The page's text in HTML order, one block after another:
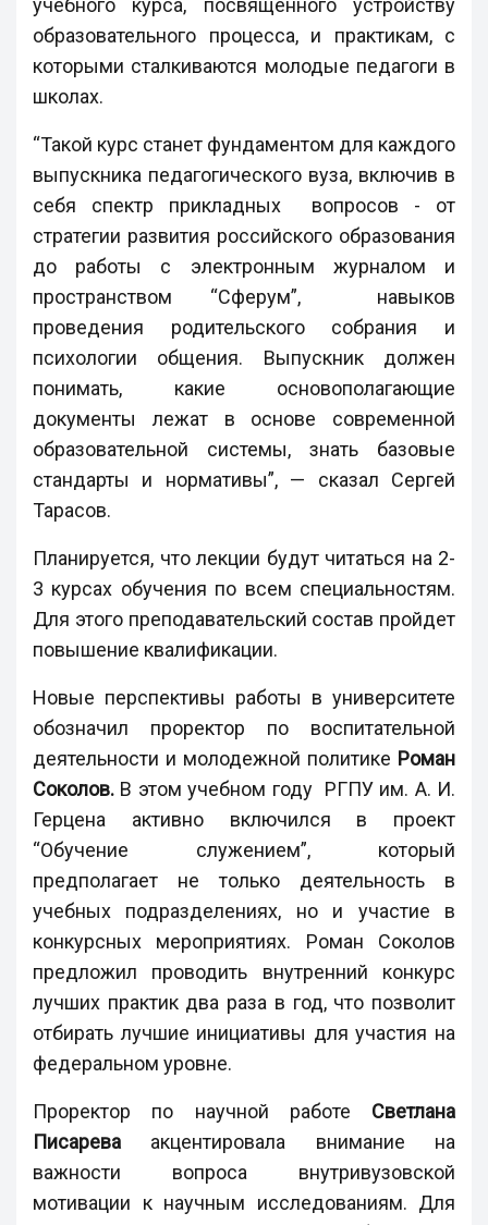
учебного курса, посвященного устройству
образовательного процесса, и практикам, с
которыми сталкиваются молодые педагоги в
школах.
“Такой курс станет фундаментом для каждого
выпускника педагогического вуза, включив в
себя спектр прикладных вопросов - от
стратегии развития российского образования
до работы с электронным журналом и
пространством “Сферум”, навыков
проведения родительского собрания и
психологии общения. Выпускник должен
понимать, какие основополагающие
документы лежат в основе современной
образовательной системы, знать базовые
стандарты и нормативы”, — сказал Сергей
Тарасов.
Планируется, что лекции будут читаться на 2-
3 курсах обучения по всем специальностям.
Для этого преподавательский состав пройдет
повышение квалификации.
Новые перспективы работы в университете
обозначил проректор по воспитательной
деятельности и молодежной политике Роман
Соколов. В этом учебном году РГПУ им. А. И.
Герцена активно включился в проект
“Обучение служением”, который
предполагает не только деятельность в
учебных подразделениях, но и участие в
конкурсных мероприятиях. Роман Соколов
предложил проводить внутренний конкурс
лучших практик два раза в год, что позволит
отбирать лучшие инициативы для участия на
федеральном уровне.
Проректор по научной работе Светлана
Писарева акцентировала внимание на
важности вопроса внутривузовской
мотивации к научным исследованиям. Для